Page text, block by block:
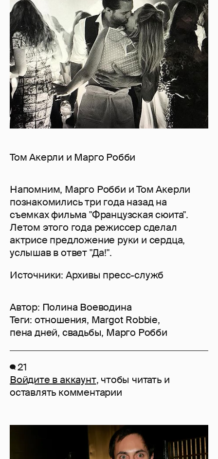
Том Акерли и Марго Робби
Напомним, Марго Робби и Том Акерли
познакомились три года назад на
съемках фильма "Французская сюита".
Летом этого года режиссер сделал
актрисе предложение руки и сердца,
услышав в ответ "Да!".
Источники: Архивы пресс-служб
Автор: Полина Воеводина
Теги: отношения, Margot Robbie,
пена дней, свадьбы, Марго Робби
21
Войдите в аккаунт, чтобы читать и
оставлять комментарии